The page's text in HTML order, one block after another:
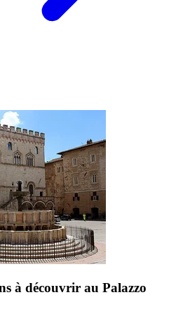
à découvrir au Palazzo